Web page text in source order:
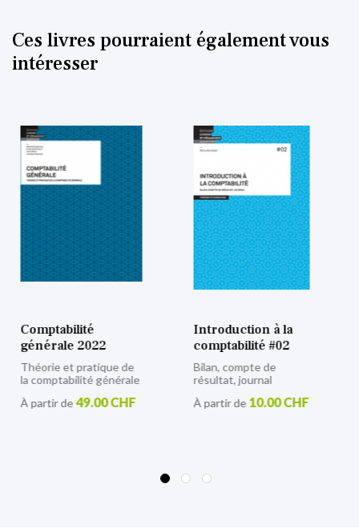
Ces livres pourraient également vous
intéresser
Introduction à la
comptabilité #02
Bilan, compte de
résultat, journal
À partir de 10.00 CHF
Initiation à la
comptabilité
À partir de 28.00 CHF